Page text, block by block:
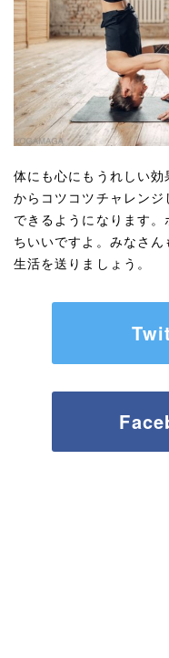
体にも心にもうれしい
からコツコツチャレン
できるようになります
ちいいですよ。みなさ
生活を送りましょう。